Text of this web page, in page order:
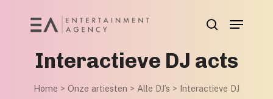
Menu
Interactieve DJ acts
Home > Onze artiesten > Alle DJ’s > Interactieve DJ